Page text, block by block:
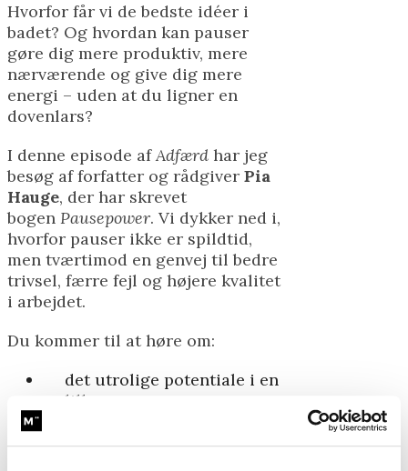
Hvorfor får vi de bedste idéer i
badet? Og hvordan kan pauser
gøre dig mere produktiv, mere
nærværende og give dig mere
energi – uden at du ligner en
dovenlars?
I denne episode afAdfærd har jeg
besøg af forfatter og rådgiver Pia
Hauge, der har skrevet
bogen Pausepower. Vi dykker ned i,
hvorfor pauser ikke er spildtid,
men tværtimod en genvej til bedre
trivsel, færre fejl og højere kvalitet
i arbejdet.
Du kommer til at høre om:
det utrolige potentiale i en
lille pause
medarbejderne arbejdede